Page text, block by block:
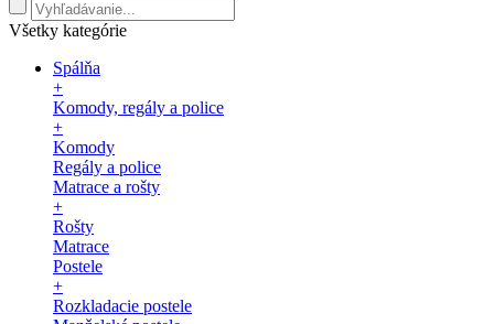
Všetky kategórie
Spálňa
+
Komody, regály a police
+
Komody
Regály a police
Matrace a rošty
+
Rošty
Matrace
Postele
+
Rozkladacie postele